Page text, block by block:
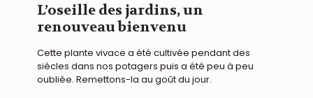
L’oseille des jardins, un
renouveau bienvenu
Cette plante vivace a été cultivée pendant des
siècles dans nos potagers puis a été peu à peu
oubliée. Remettons-la au goût du jour.